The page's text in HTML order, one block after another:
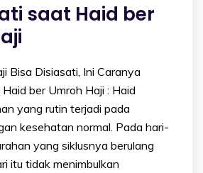
saat Haid ber
Bisa Disiasati, Ini Caranya
ber Umroh Haji : Haid
yang rutin terjadi pada
kesehatan normal. Pada hari-
yang siklusnya berulang
itu tidak menimbulkan